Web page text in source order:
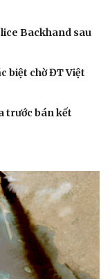
Backhand sau
biệt chờ ĐT Việt
trước bán kết